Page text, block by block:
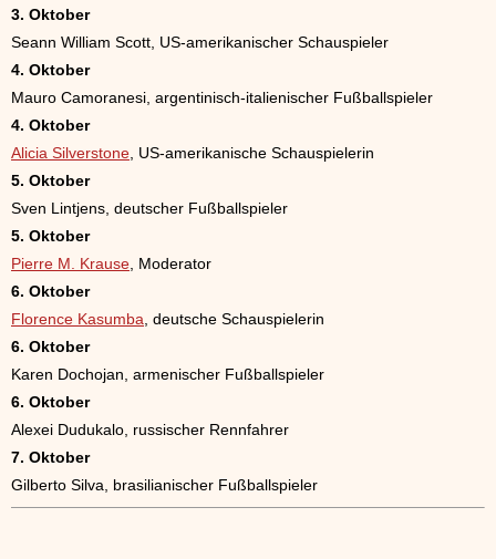
3. Oktober
Seann William Scott, US-amerikanischer Schauspieler
4. Oktober
Mauro Camoranesi, argentinisch-italienischer Fußballspieler
4. Oktober
Alicia Silverstone , US-amerikanische Schauspielerin
5. Oktober
Sven Lintjens, deutscher Fußballspieler
5. Oktober
Pierre M. Krause , Moderator
6. Oktober
Florence Kasumba , deutsche Schauspielerin
6. Oktober
Karen Dochojan, armenischer Fußballspieler
6. Oktober
Alexei Dudukalo, russischer Rennfahrer
7. Oktober
Gilberto Silva, brasilianischer Fußballspieler